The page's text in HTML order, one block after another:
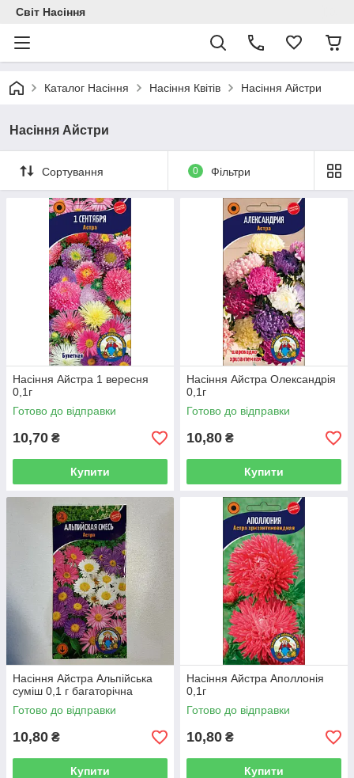
Світ Насіння
Каталог Насіння Насіння Квітів Насіння Айстри
Насіння Айстри
Сортування 0 Фільтри
Насіння Айстра 1 вересня
0,1г
Готово до відправки
10,70 ₴
Купити
Насіння Айстра Олександрія
0,1г
Готово до відправки
10,80 ₴
Купити
Насіння Айстра Альпійська
суміш 0,1 г багаторічна
Готово до відправки
10,80 ₴
Купити
Насіння Айстра Аполлонія
0,1г
Готово до відправки
10,80 ₴
Купити